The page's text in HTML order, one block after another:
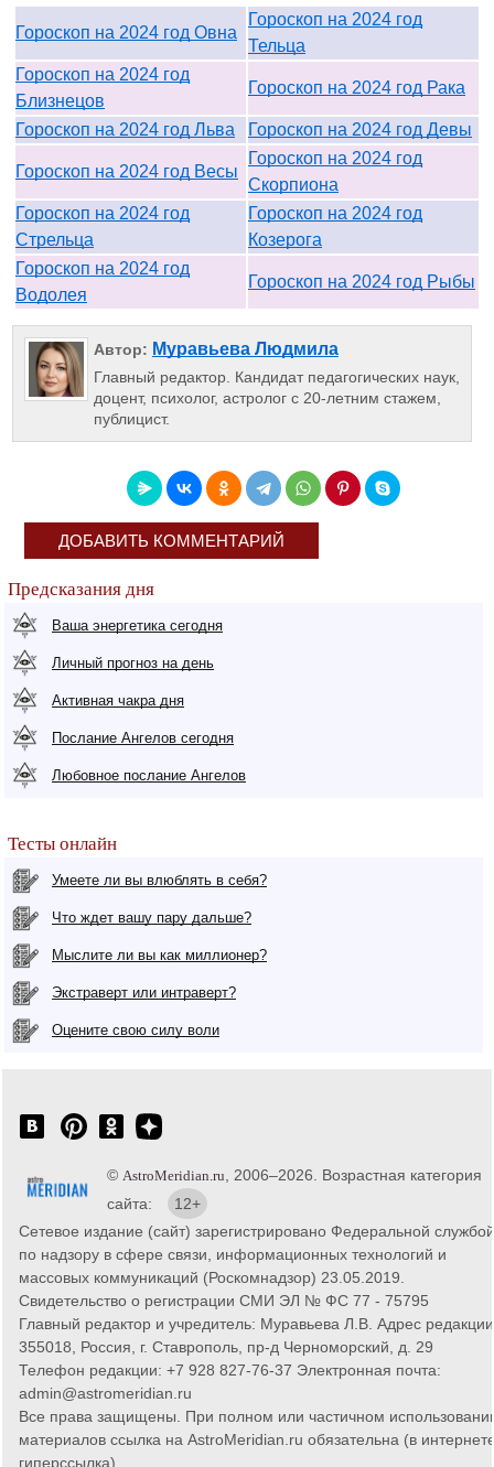
Гороскоп на 2024 год Овна
Гороскоп на 2024 год
Тельца
Гороскоп на 2024 год
Близнецов
Гороскоп на 2024 год Рака
Гороскоп на 2024 год Льва Гороскоп на 2024 год Девы
Гороскоп на 2024 год Весы
Гороскоп на 2024 год
Скорпиона
Гороскоп на 2024 год
Стрельца
Гороскоп на 2024 год
Козерога
Гороскоп на 2024 год
Водолея
Гороскоп на 2024 год Рыбы
Автор: Муравьева Людмила
Главный редактор. Кандидат педагогических наук,
доцент, психолог, астролог с 20-летним стажем,
публицист.
ДОБАВИТЬ КОММЕНТАРИЙ
Предсказания дня
Ваша энергетика сегодня
Личный прогноз на день
Активная чакра дня
Послание Ангелов сегодня
Любовное послание Ангелов
Тесты онлайн
Умеете ли вы влюблять в себя?
Что ждет вашу пару дальше?
Мыслите ли вы как миллионер?
Экстраверт или интраверт?
Оцените свою силу воли
© AstroMeridian.ru , 2006–2026. Возрастная категория
сайта:
12+
Сетевое издание (сайт) зарегистрировано Федеральной службой
по надзору в сфере связи, информационных технологий и
массовых коммуникаций (Роскомнадзор) 23.05.2019.
Свидетельство о регистрации СМИ ЭЛ № ФС 77 - 75795
Главный редактор и учредитель: Муравьева Л.В. Адрес
355018, Россия, г. Ставрополь, пр-д Черноморский, д. 29
Телефон редакции: +7 928 827-76-37 Электронная почта:
admin@astromeridian.ru
Все права защищены. При полном или частичном
материалов ссылка на AstroMeridian.ru обязательна (в
гиперссылка).